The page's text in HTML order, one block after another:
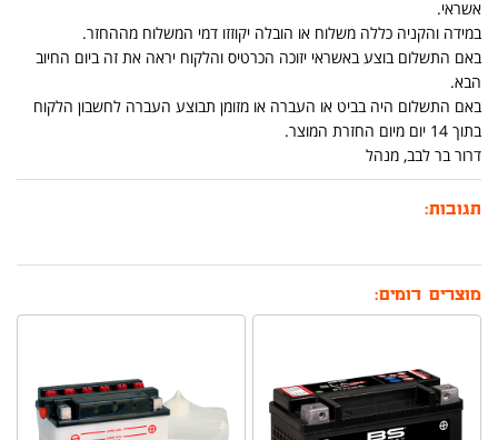
אשראי.
במידה והקניה כללה משלוח או הובלה יקוזזו דמי המשלוח מההחזר.
באם התשלום בוצע באשראי יזוכה הכרטיס והלקוח יראה את זה ביום החיוב
הבא.
באם התשלום היה בביט או העברה או מזומן תבוצע העברה לחשבון הלקוח
בתוך 14 יום מיום החזרת המוצר.
דרור בר לבב, מנהל
תגובות:
מוצרים דומים: